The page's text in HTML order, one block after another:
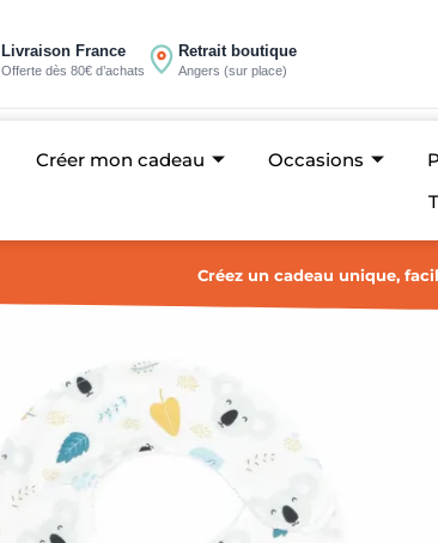
Livraison France
Offerte dès 80€ d’achats
Retrait boutique
Angers (sur place)
Créer mon cadeau Occasions
Créez un cadeau unique,